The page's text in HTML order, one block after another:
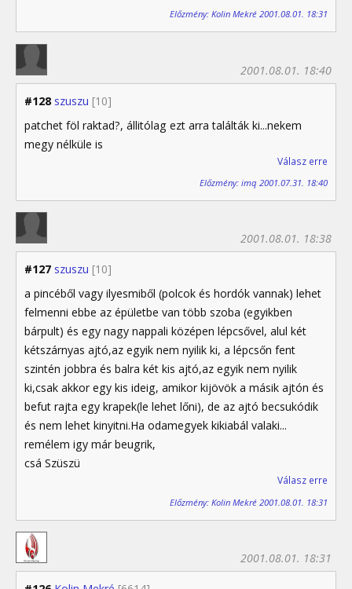
Előzmény: Kolin Mekré 2001.08.01. 18:31
#128 szuszu [10]
2001.08.01. 18:40
patchet föl raktad?, állitólag ezt arra találták ki...nekem
megy nélküle is
Válasz erre
Előzmény: imq 2001.07.31. 18:40
#127 szuszu [10]
2001.08.01. 18:38
a pincéből vagy ilyesmiből (polcok és hordók vannak) lehet
felmenni ebbe az épületbe van több szoba (egyikben
bárpult) és egy nagy nappali középen lépcsővel, alul két
kétszárnyas ajtó,az egyik nem nyilik ki, a lépcsőn fent
szintén jobbra és balra két kis ajtó,az egyik nem nyilik
ki,csak akkor egy kis ideig, amikor kijövök a másik ajtón és
befut rajta egy krapek(le lehet lőni), de az ajtó becsukódik
és nem lehet kinyitni.Ha odamegyek kikiabál valaki...
remélem igy már beugrik,
csá Szüszü
Válasz erre
Előzmény: Kolin Mekré 2001.08.01. 18:31
2001.08.01. 18:31